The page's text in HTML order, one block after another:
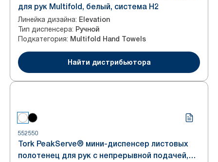
для рук Multifold, белый, система H2
Линейка дизайна: Elevation
Тип диспенсера: Ручной
Подкатегория: Multifold Hand Towels
Найти дистрибьютора
552550
Tork PeakServe® мини-диспенсер листовых
полотенец для рук с непрерывной подачей,